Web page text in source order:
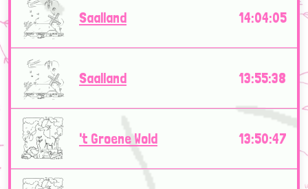
Saalland 14:04:05
Saalland 13:55:38
't Groene Wold 13:50:47